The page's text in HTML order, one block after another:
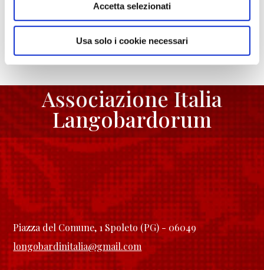
Accetta selezionati
Usa solo i cookie necessari
Facebook
Twitter
EmailCondividi
Associazione Italia
Langobardorum
Piazza del Comune, 1 Spoleto (PG) - 06049
longobardinitalia@gmail.com